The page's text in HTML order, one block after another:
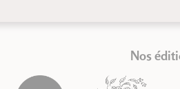
Nos